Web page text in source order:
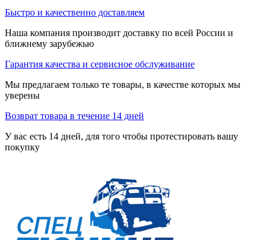
Быстро и качественно доставляем
Наша компания производит доставку по всей России и
ближнему зарубежью
Гарантия качества и сервисное обслуживание
Мы предлагаем только те товары, в качестве которых мы
уверены
Возврат товара в течение 14 дней
У вас есть 14 дней, для того чтобы протестировать вашу
покупку